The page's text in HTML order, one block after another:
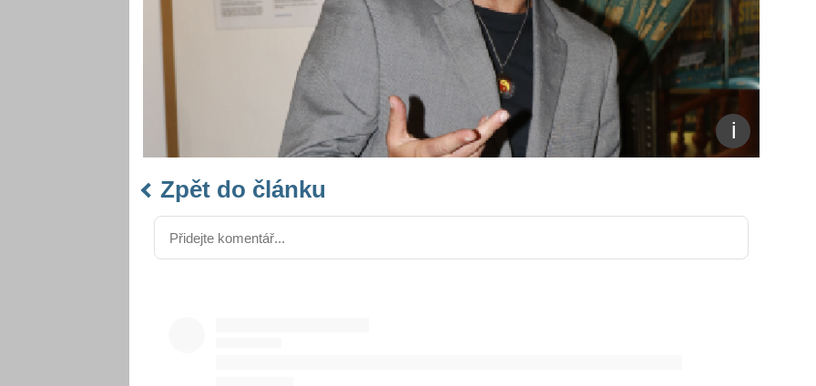
Zpět do článku